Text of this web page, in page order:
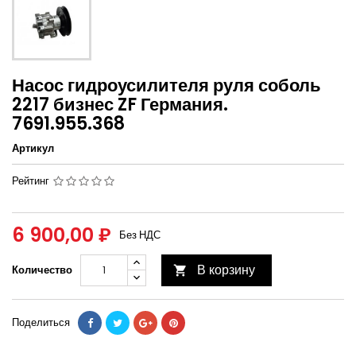
Насос гидроусилителя руля соболь
2217 бизнес ZF Германия.
7691.955.368
Артикул
Рейтинг
6 900,00 ₽ Без НДС
Количество  В корзину
Поделиться